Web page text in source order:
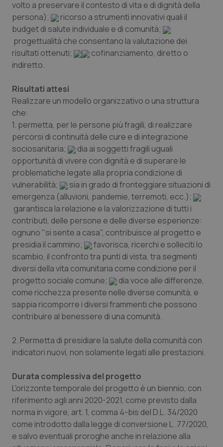
volto a preservare il contesto di vita e di dignità della
persona);
ricorso a strumenti innovativi quali il
budget di salute individuale e di comunità;
progettualità che consentano la valutazione dei
risultati ottenuti;
cofinanziamento, diretto o
indiretto.
Risultati attesi
Realizzare un modello organizzativo o una struttura
che:
1. permetta, per le persone più fragili, di realizzare
percorsi di continuità delle cure e di integrazione
sociosanitaria;
dia ai soggetti fragili uguali
opportunità di vivere con dignità e di superare le
problematiche legate alla propria condizione di
vulnerabilità;
sia in grado di fronteggiare situazioni di
emergenza (alluvioni, pandemie, terremoti, ecc.);
garantisca la relazione e la valorizzazione di tutti i
contributi, delle persone e delle diverse esperienze:
ognuno "si sente a casa", contribuisce al progetto e
presidia il cammino;
favorisca, ricerchi e solleciti lo
scambio, il confronto tra punti di vista, tra segmenti
diversi della vita comunitaria come condizione per il
progetto sociale comune;
dia voce alle differenze,
come ricchezza presente nelle diverse comunità, e
sappia ricomporre i diversi frammenti che possono
contribuire al benessere di una comunità.
2. Permetta di presidiare la salute della comunità con
indicatori nuovi, non solamente legati alle prestazioni.
Durata complessiva del progetto
L'orizzonte temporale del progetto è un biennio, con
riferimento agli anni 2020-2021, come previsto dalla
norma in vigore, art. 1, comma 4-bis del D.L. 34/2020
come introdotto dalla legge di conversione L. 77/2020,
e salvo eventuali proroghe anche in relazione alla
Necessari Statistici Marketing
I cookie necessari contribuiscono a rendere fruibile il
sito web abilitandone funzionalità di base quali la
navigazione sulle pagine e l'accesso alle aree
protette del sito. Il sito web non è in grado di
funzionare correttamente senza questi cookie.
CookieScriptConsent
CookieScript
tracking-enable
tracking-sites-ironfish-
session-id
www.quotidianosanita.it